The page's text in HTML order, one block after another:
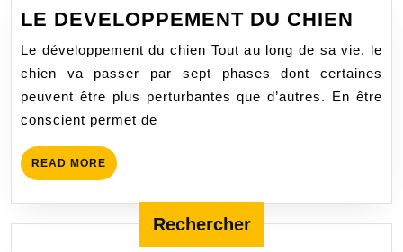
LE DEVELOPPEMENT DU CHIEN
DU
Le développement du chien Tout au long de sa vie, le
chien va passer par sept phases dont certaines
peuvent être plus perturbantes que d’autres. En être
conscient permet de
READ MORE READ
MORE
Rechercher